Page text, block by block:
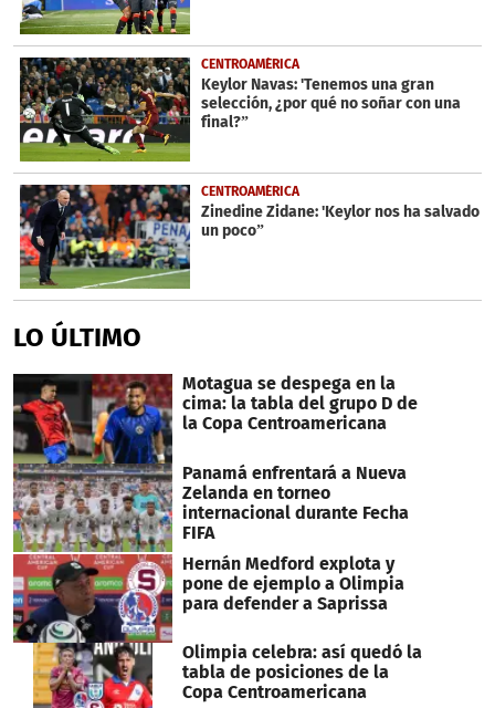
CENTROAMÉRICA
Keylor Navas: 'Tenemos una gran
selección, ¿por qué no soñar con una
final?”
CENTROAMÉRICA
Zinedine Zidane: 'Keylor nos ha salvado
un poco”
LO ÚLTIMO
Motagua se despega en la
cima: la tabla del grupo D de
la Copa Centroamericana
Panamá enfrentará a Nueva
Zelanda en torneo
internacional durante Fecha
FIFA
Hernán Medford explota y
pone de ejemplo a Olimpia
para defender a Saprissa
Olimpia celebra: así quedó la
tabla de posiciones de la
Copa Centroamericana